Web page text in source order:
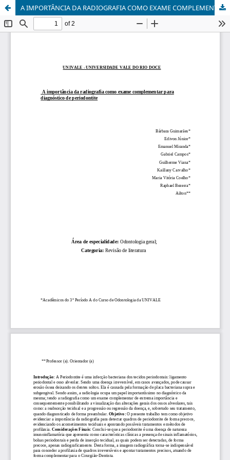
A IMPORTÂNCIA DA RADIOGRAFIA COMO EXAME COMPLEMENTAR PARA DIAGNÓSTICO DE PERIODONTITE